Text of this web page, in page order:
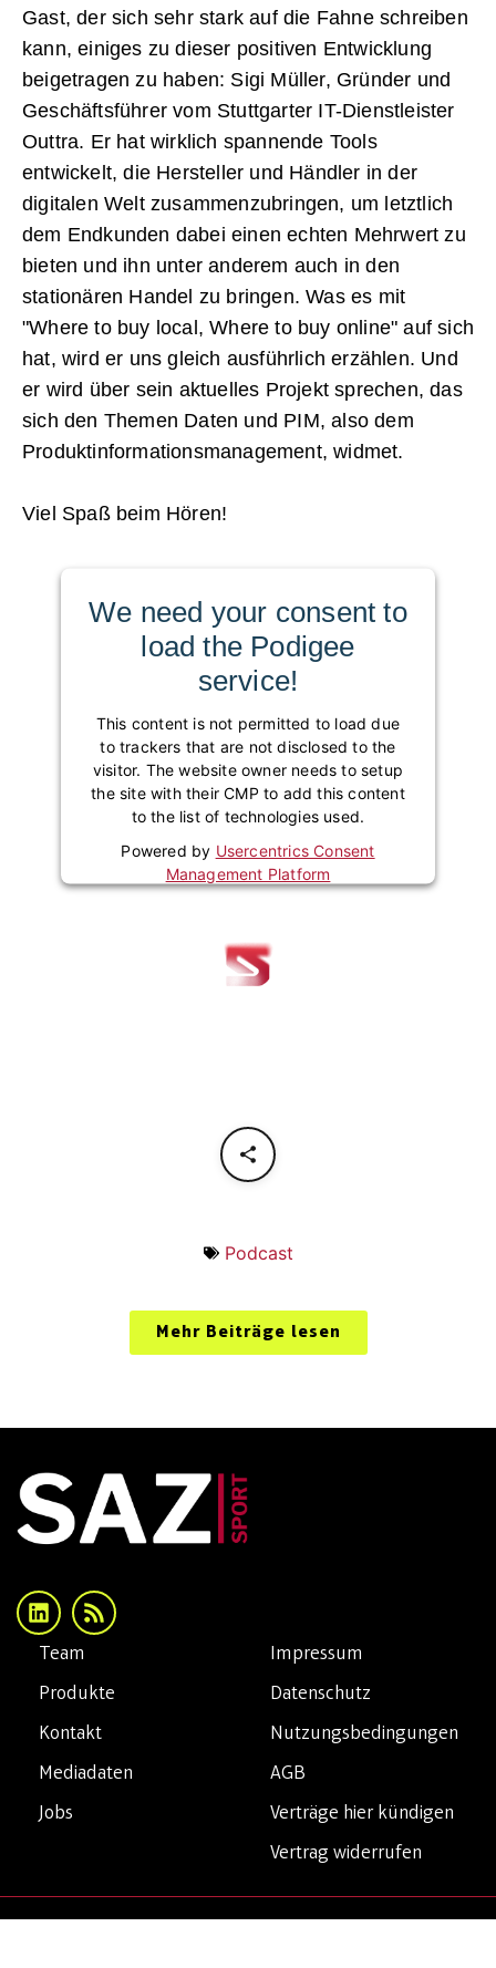
Gast, der sich sehr stark auf die Fahne schreiben
kann, einiges zu dieser positiven Entwicklung
beigetragen zu haben: Sigi Müller, Gründer und
Geschäftsführer vom Stuttgarter IT-Dienstleister
Outtra. Er hat wirklich spannende Tools
entwickelt, die Hersteller und Händler in der
digitalen Welt zusammenzubringen, um letztlich
dem Endkunden dabei einen echten Mehrwert zu
bieten und ihn unter anderem auch in den
stationären Handel zu bringen. Was es mit
"Where to buy local, Where to buy online" auf sich
hat, wird er uns gleich ausführlich erzählen. Und
er wird über sein aktuelles Projekt sprechen, das
sich den Themen Daten und PIM, also dem
Produktinformationsmanagement, widmet.
Viel Spaß beim Hören!
We need your consent to
load the Podigee
service!
This content is not permitted to load due
to trackers that are not disclosed to the
visitor. The website owner needs to setup
the site with their CMP to add this content
to the list of technologies used.
Powered by Usercentrics Consent
Management Platform
Podcast
Mehr Beiträge lesen
Impressum
Datenschutz
Nutzungsbedingungen
AGB
Verträge hier kündigen
Vertrag widerrufen
Team
Produkte
Kontakt
Mediadaten
Jobs